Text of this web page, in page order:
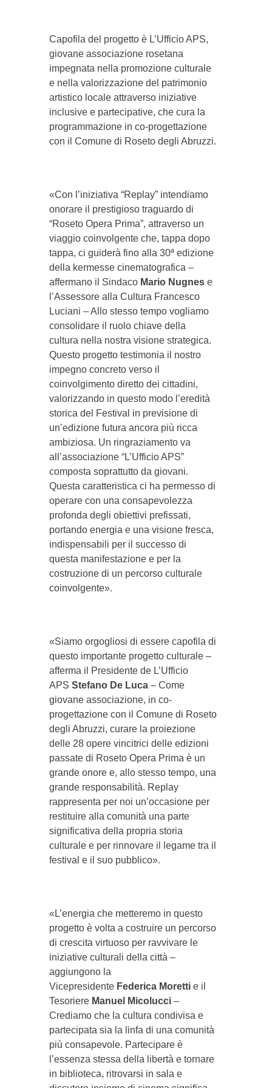
Capofila del progetto è L’Ufficio APS,
giovane associazione rosetana
impegnata nella promozione culturale
e nella valorizzazione del patrimonio
artistico locale attraverso iniziative
inclusive e partecipative, che cura la
programmazione in co-progettazione
con il Comune di Roseto degli Abruzzi.
«Con l’iniziativa “Replay” intendiamo
onorare il prestigioso traguardo di
“Roseto Opera Prima”, attraverso un
viaggio coinvolgente che, tappa dopo
tappa, ci guiderà fino alla 30ª edizione
della kermesse cinematografica –
affermano il Sindaco Mario Nugnese
l’Assessore alla Cultura Francesco
Luciani – Allo stesso tempo vogliamo
consolidare il ruolo chiave della
cultura nella nostra visione strategica.
Questo progetto testimonia il nostro
impegno concreto verso il
coinvolgimento diretto dei cittadini,
valorizzando in questo modo l’eredità
storica del Festival in previsione di
un’edizione futura ancora più ricca
ambiziosa. Un ringraziamento va
all’associazione “L’Ufficio APS”
composta soprattutto da giovani.
Questa caratteristica ci ha permesso di
operare con una consapevolezza
profonda degli obiettivi prefissati,
portando energia e una visione fresca,
indispensabili per il successo di
questa manifestazione e per la
costruzione di un percorso culturale
coinvolgente».
«Siamo orgogliosi di essere capofila di
questo importante progetto culturale –
afferma il Presidente de L’Ufficio
APS Stefano De Luca– Come
giovane associazione, in co-
progettazione con il Comune di Roseto
degli Abruzzi, curare la proiezione
delle 28 opere vincitrici delle edizioni
passate di Roseto Opera Prima è un
grande onore e, allo stesso tempo, una
grande responsabilità. Replay
rappresenta per noi un’occasione per
restituire alla comunità una parte
significativa della propria storia
culturale e per rinnovare il legame tra il
festival e il suo pubblico».
«L’energia che metteremo in questo
progetto è volta a costruire un percorso
di crescita virtuoso per ravvivare le
iniziative culturali della città –
aggiungono la
Vicepresidente Federica Morettie il
Tesoriere Manuel Micolucci–
Crediamo che la cultura condivisa e
partecipata sia la linfa di una comunità
più consapevole. Partecipare è
l’essenza stessa della libertà e tornare
in biblioteca, ritrovarsi in sala e